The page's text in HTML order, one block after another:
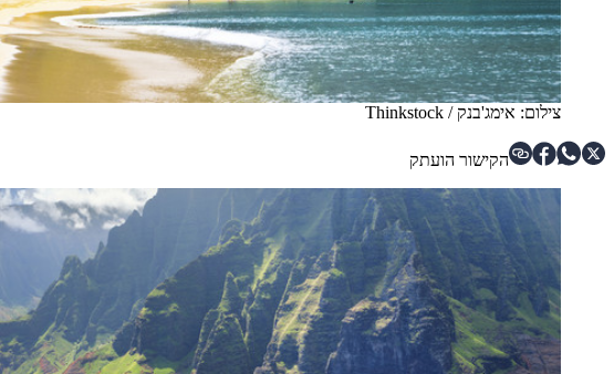
צילום: אימג'בנק / Thinkstock
הקישור הועתק